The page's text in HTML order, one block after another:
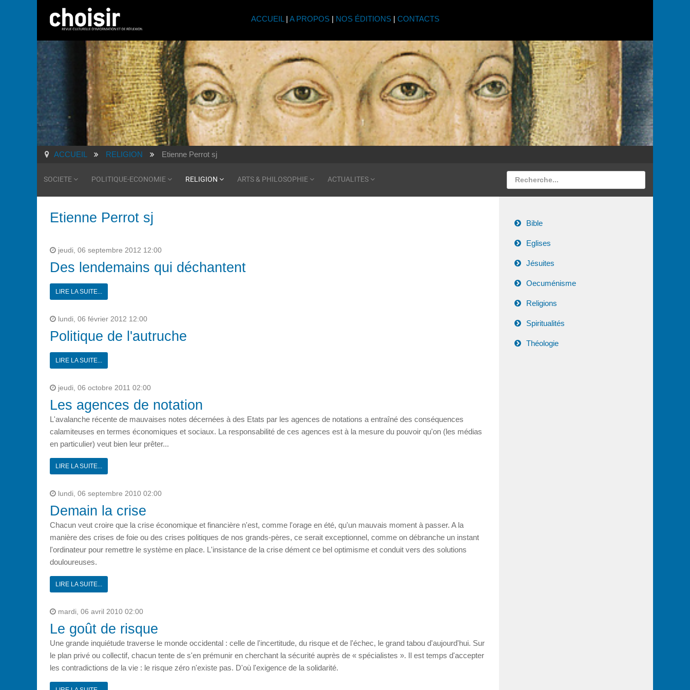
ACCUEIL | A PROPOS| NOS ÉDITIONS| CONTACTS
ACCUEIL RELIGION Etienne Perrot sj
SOCIETE POLITIQUE-ECONOMIE RELIGION ARTS & PHILOSOPHIE ACTUALITES
Etienne Perrot sj
jeudi, 06 septembre 2012 12:00
Des lendemains qui déchantent
LIRE LA SUITE...
lundi, 06 février 2012 12:00
Politique de l'autruche
LIRE LA SUITE...
jeudi, 06 octobre 2011 02:00
Les agences de notation
L'avalanche récente de mauvaises notes décernées à des Etats par les agences de notations a entraîné des conséquences
calamiteuses en termes économiques et sociaux. La responsabilité de ces agences est à la mesure du pouvoir qu'on (les médias
en particulier) veut bien leur prêter...
LIRE LA SUITE...
lundi, 06 septembre 2010 02:00
Demain la crise
Chacun veut croire que la crise économique et financière n'est, comme l'orage en été, qu'un mauvais moment à passer. A la
manière des crises de foie ou des crises politiques de nos grands-pères, ce serait exceptionnel, comme on débranche un instant
l'ordinateur pour remettre le système en place. L'insistance de la crise dément ce bel optimisme et conduit vers des solutions
douloureuses.
LIRE LA SUITE...
mardi, 06 avril 2010 02:00
Le goût de risque
Une grande inquiétude traverse le monde occidental : celle de l'incertitude, du risque et de l'échec, le grand tabou d'aujourd'hui. Sur
le plan privé ou collectif, chacun tente de s'en prémunir en cherchant la sécurité auprès de « spécialistes ». Il est temps d'accepter
les contradictions de la vie : le risque zéro n'existe pas. D'où l'exigence de la solidarité.
Bible
Eglises
Jésuites
Oecuménisme
Religions
Spiritualités
Théologie